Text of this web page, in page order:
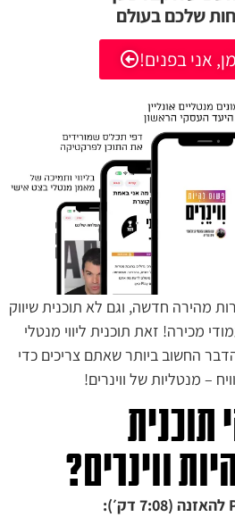
שלכם בעולם
אני בפנים!
מהירה חדשה, וגם לא תוכנית שיווק
מכירה! זאת תוכנית ליווי מנטלי
החשוב ביותר שאתם צריכים כדי
– מנטליות של ווינרים!
תוכנית
ווינרים?